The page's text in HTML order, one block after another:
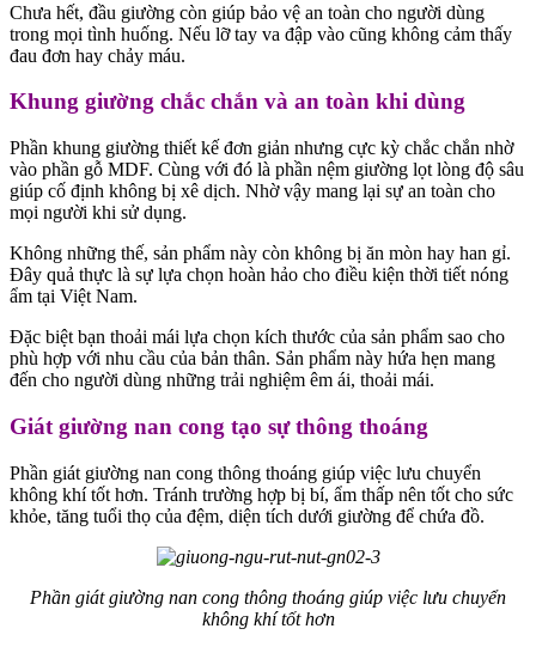
Chưa hết, đầu giường còn giúp bảo vệ an toàn cho người dùng
trong mọi tình huống. Nếu lỡ tay va đập vào cũng không cảm thấy
đau đơn hay chảy máu.
Khung giường chắc chắn và an toàn khi dùng
Phần khung giường thiết kế đơn giản nhưng cực kỳ chắc chắn nhờ
vào phần gỗ MDF. Cùng với đó là phần nệm giường lọt lòng độ sâu
giúp cố định không bị xê dịch. Nhờ vậy mang lại sự an toàn cho
mọi người khi sử dụng.
Không những thế, sản phẩm này còn không bị ăn mòn hay han gỉ.
Đây quả thực là sự lựa chọn hoàn hảo cho điều kiện thời tiết nóng
ẩm tại Việt Nam.
Đặc biệt bạn thoải mái lựa chọn kích thước của sản phẩm sao cho
phù hợp với nhu cầu của bản thân. Sản phẩm này hứa hẹn mang
đến cho người dùng những trải nghiệm êm ái, thoải mái.
Giát giường nan cong tạo sự thông thoáng
Phần giát giường nan cong thông thoáng giúp việc lưu chuyển
không khí tốt hơn. Tránh trường hợp bị bí, ẩm thấp nên tốt cho sức
khỏe, tăng tuổi thọ của đệm, diện tích dưới giường để chứa đồ.
Phần giát giường nan cong thông thoáng giúp việc lưu chuyển
không khí tốt hơn